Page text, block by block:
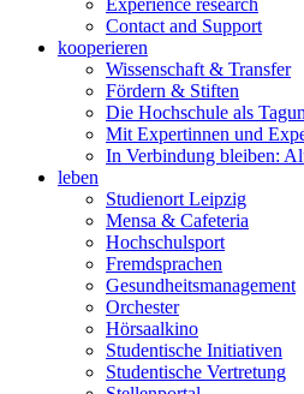
Experience research
Contact and Support
kooperieren
Wissenschaft & Transfer
Fördern & Stiften
Die Hochschule als
Mit Expertinnen und
In Verbindung bleiben:
leben
Studienort Leipzig
Mensa & Cafeteria
Hochschulsport
Fremdsprachen
Gesundheitsmanagement
Orchester
Hörsaalkino
Studentische Initiativen
Studentische Vertretung